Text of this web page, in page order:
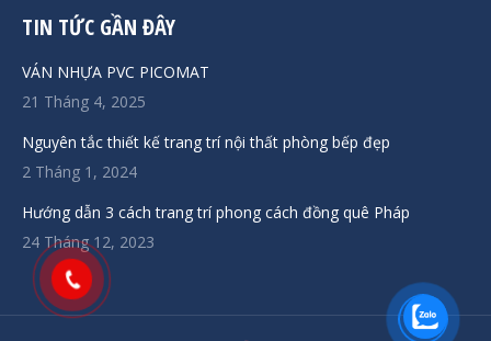
TIN TỨC GẦN ĐÂY
VÁN NHỰA PVC PICOMAT
21 Tháng 4, 2025
Nguyên tắc thiết kế trang trí nội thất phòng bếp đẹp
2 Tháng 1, 2024
Hướng dẫn 3 cách trang trí phong cách đồng quê Pháp
24 Tháng 12, 2023